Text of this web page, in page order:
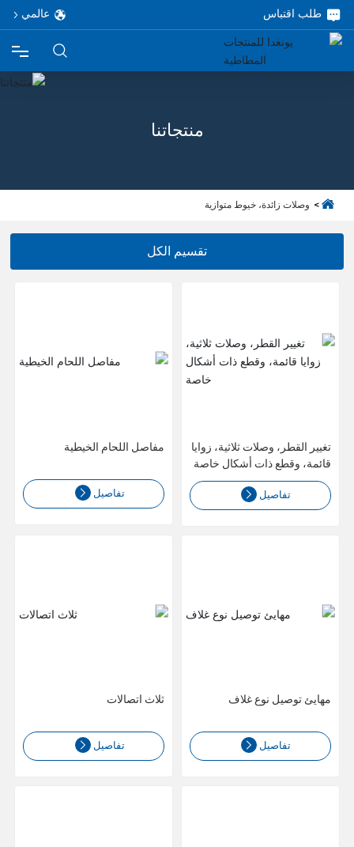
طلب اقتباس عالمي
حول
مدونة
منتجاتنا
وصلات زائدة، خيوط متوازية
تقسيم الكل
تغيير القطر، وصلات ثلاثية، زوايا
قائمة، وقطع ذات أشكال خاصة
تفاصيل
مفاصل اللحام الخيطية
تفاصيل
مهايئ توصيل نوع غلاف
تفاصيل
ثلاث اتصالات
تفاصيل